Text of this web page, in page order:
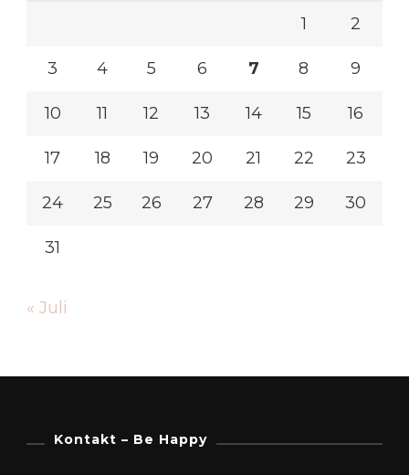
1 2
3 4 5 6 7 8 9
10 11 12 13 14 15 16
17 18 19 20 21 22 23
24 25 26 27 28 29 30
31
« Juli
Kontakt – Be Happy